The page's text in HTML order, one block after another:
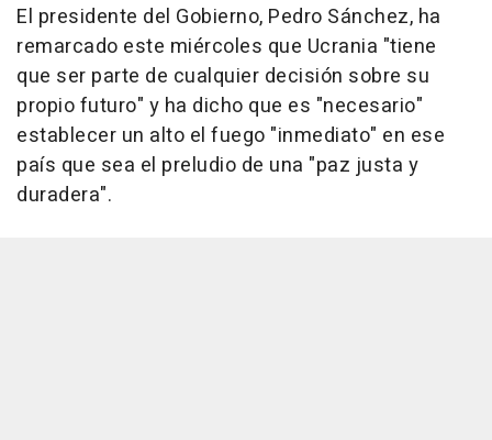
El presidente del Gobierno, Pedro Sánchez, ha
remarcado este miércoles que Ucrania "tiene
que ser parte de cualquier decisión sobre su
propio futuro" y ha dicho que es "necesario"
establecer un alto el fuego "inmediato" en ese
país que sea el preludio de una "paz justa y
duradera".